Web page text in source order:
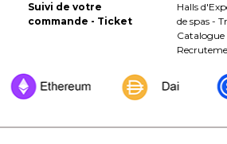
Suivi de votre
commande - Ticket
Halls
de spas -
Catalogue